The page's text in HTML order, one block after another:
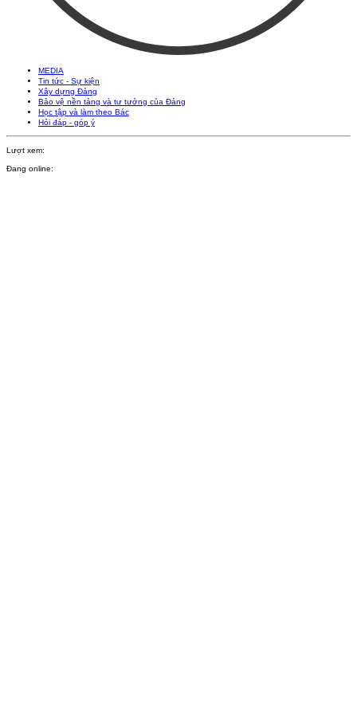
MEDIA
Tin tức - Sự kiện
Xây dựng Đảng
Bảo vệ nền tảng và tư tưởng của Đảng
Học tập và làm theo Bác
Hỏi đáp - góp ý
Lượt xem:
Đang online: